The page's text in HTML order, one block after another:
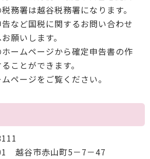
務署は越谷税務署になります。
など国税に関するお問い合わせ
願いします。
ームページから確定申告書の作
ことができます。
ページをご覧ください。
越谷市赤山町5－7－47